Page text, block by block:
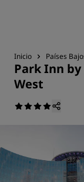
Inicio Países
Park Inn
West